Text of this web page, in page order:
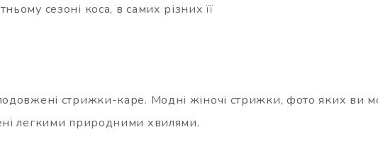
сезоні коса, в самих різних її
стрижки-каре. Модні жіночі стрижки, фото яких ви
легкими природними хвилями.